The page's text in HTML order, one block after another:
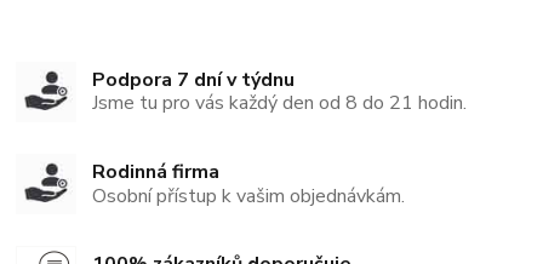
Podpora 7 dní v týdnu
Jsme tu pro vás každý den od 8 do 21 hodin.
Rodinná firma
Osobní přístup k vašim objednávkám.